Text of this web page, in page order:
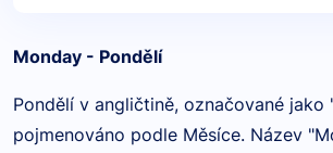
Monday - Pondělí
Pondělí v angličtině, označované jako
pojmenováno podle Měsíce. Název